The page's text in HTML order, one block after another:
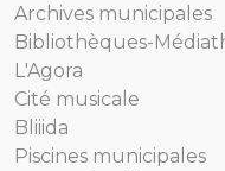
Archives municipales
Bibliothèques-
L'Agora
Cité musicale
Bliiida
Piscines municipales